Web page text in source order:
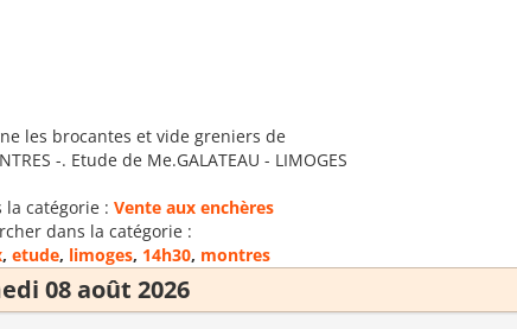
les brocantes et vide greniers de
-. Etude de Me.GALATEAU - LIMOGES
la catégorie : Vente aux enchères
dans la catégorie :
, etude, limoges, 14h30, montres
08 août 2026